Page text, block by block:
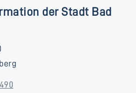
der Stadt Bad